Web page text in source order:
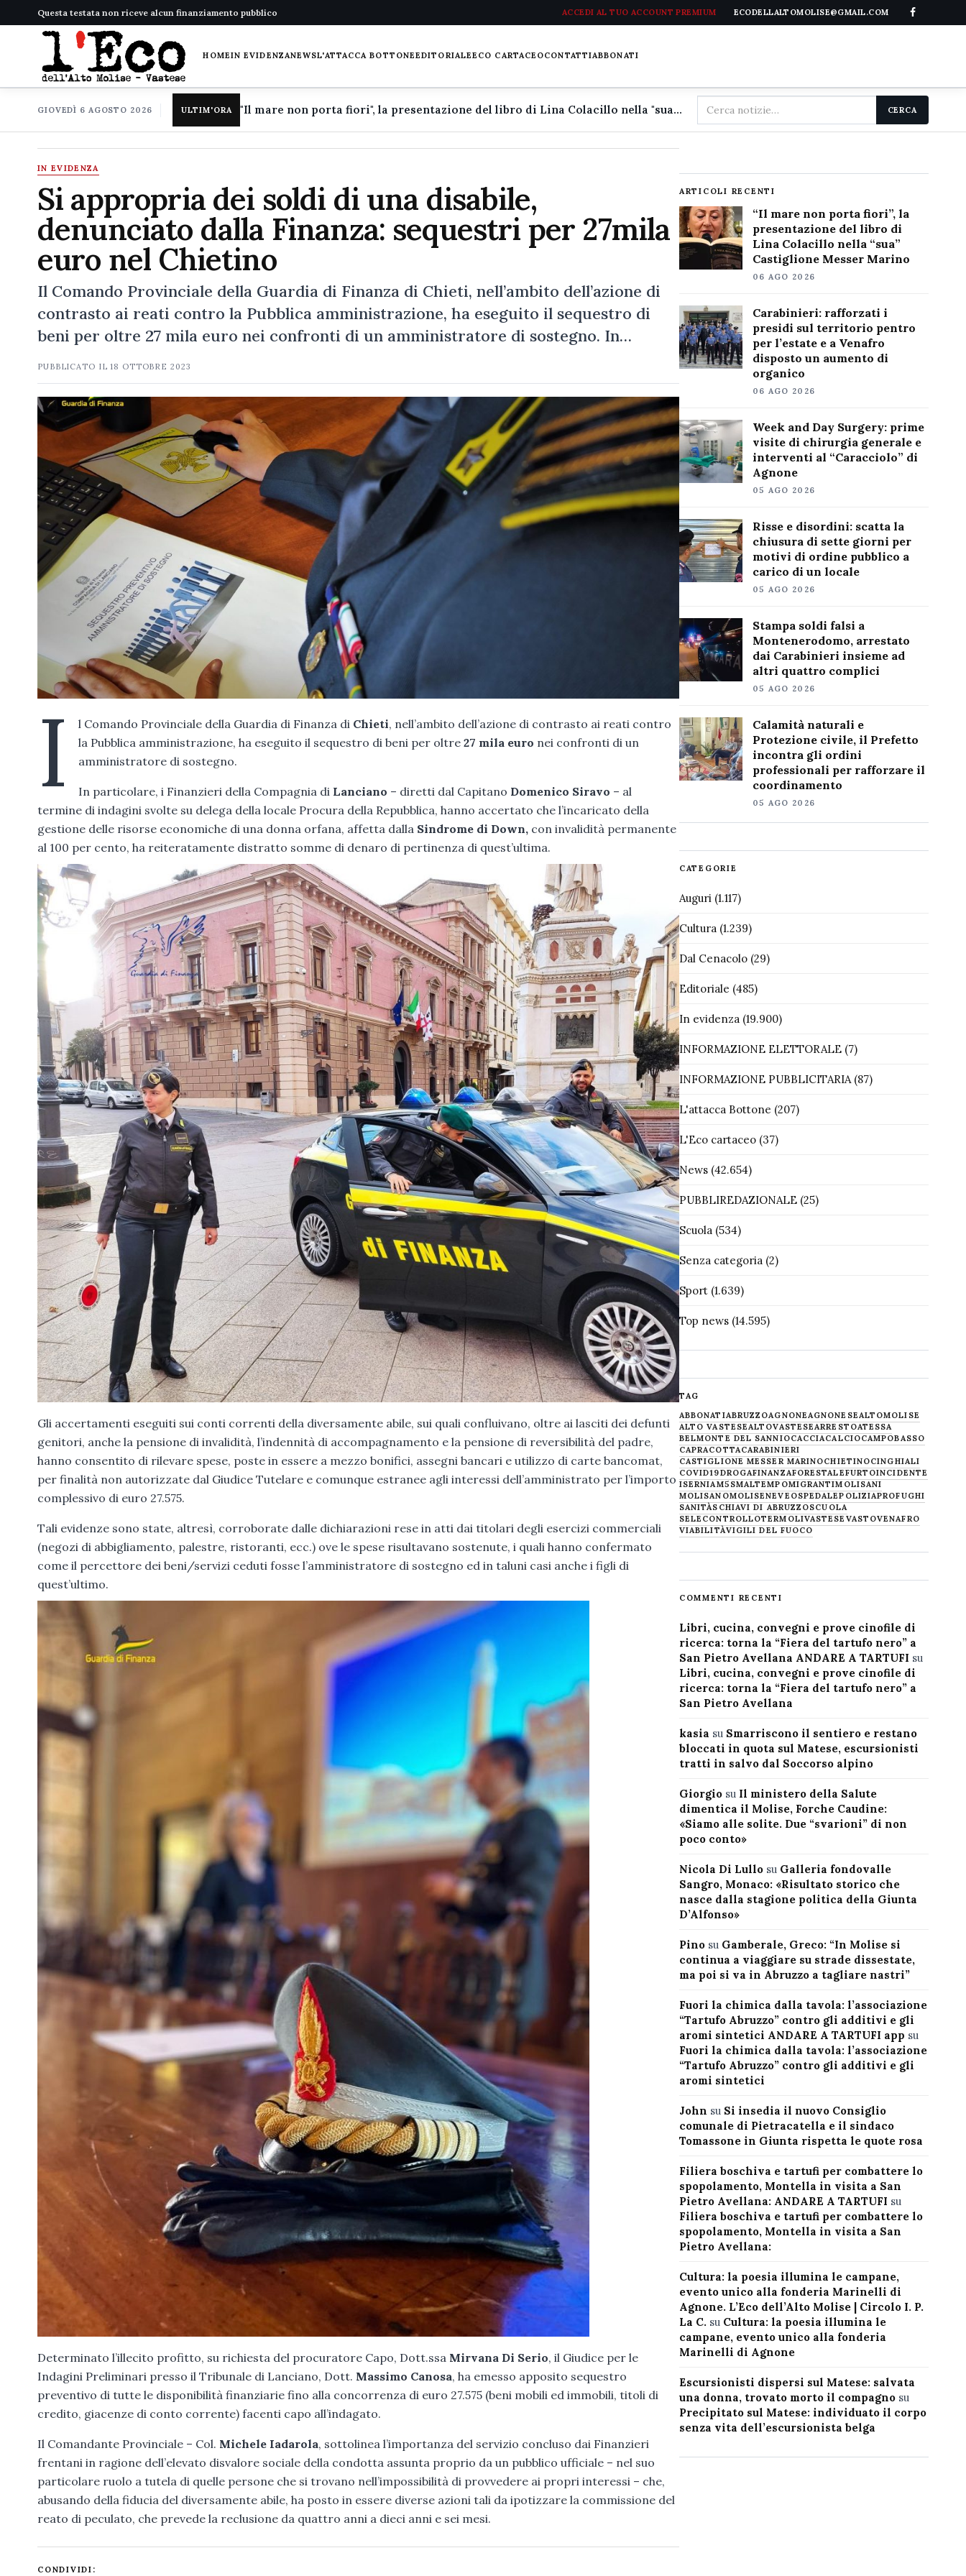
Questa testata non riceve alcun finanziamento pubblico ACCEDI AL TUO ACCOUNT PREMIUM ECODELLALTOMOLISE@GMAIL.COM
HOMEIN EVIDENZANEWSL'ATTACCA BOTTONEEDITORIALEECO CARTACEOCONTATTIABBONATI
GIOVEDÌ 6 AGOSTO 2026 ULTIM'ORA "Il mare non porta fiori", la presentazione del libro di Lina Colacillo nella "sua" Castiglione Messer Marino
Cerca
nel
CERCA
IN EVIDENZA
Si appropria dei soldi di una disabile,
denunciato dalla Finanza: sequestri per 27mila
euro nel Chietino
Il Comando Provinciale della Guardia di Finanza di Chieti, nell’ambito dell’azione di
contrasto ai reati contro la Pubblica amministrazione, ha eseguito il sequestro di
beni per oltre 27 mila euro nei confronti di un amministratore di sostegno. In…
PUBBLICATO IL18 OTTOBRE 2023
I l Comando Provinciale della Guardia di Finanza di Chieti, nell’ambito dell’azione di contrasto ai reati contro
la Pubblica amministrazione, ha eseguito il sequestro di beni per oltre27 mila euro nei confronti di un
amministratore di sostegno.
In particolare, i Finanzieri della Compagnia di Lanciano – diretti dal Capitano Domenico Siravo – al
termine di indagini svolte su delega della locale Procura della Repubblica, hanno accertato che l’incaricato della
gestione delle risorse economiche di una donna orfana, affetta dalla Sindrome di Down, con invalidità permanente
al 100 per cento, ha reiteratamente distratto somme di denaro di pertinenza di quest’ultima.
Gli accertamenti eseguiti sui conti correnti della diversamente abile, sui quali confluivano, oltre ai lasciti dei defunti
genitori, anche la pensione di invalidità, l’indennità di accompagnamento e la pensione di reversibilità del padre,
hanno consentito di rilevare spese, poste in essere a mezzo bonifici, assegni bancari e utilizzo di carte bancomat,
per finalità non autorizzate dal Giudice Tutelare e comunque estranee agli interessi dell’amministrato per l’importo
complessivo di euro 27.575.
Tali evidenze sono state, altresì, corroborate dalle dichiarazioni rese in atti dai titolari degli esercizi commerciali
(negozi di abbigliamento, palestre, ristoranti, ecc.) ove le spese risultavano sostenute, i quali hanno confermato
come il percettore dei beni/servizi ceduti fosse l’amministratore di sostegno ed in taluni casi anche i figli di
quest’ultimo.
Determinato l’illecito profitto, su richiesta del procuratore Capo, Dott.ssa Mirvana Di Serio, il Giudice per le
Indagini Preliminari presso il Tribunale di Lanciano, Dott. Massimo Canosa, ha emesso apposito sequestro
preventivo di tutte le disponibilità finanziarie fino alla concorrenza di euro 27.575 (beni mobili ed immobili, titoli di
credito, giacenze di conto corrente) facenti capo all’indagato.
Il Comandante Provinciale – Col. Michele Iadarola, sottolinea l’importanza del servizio concluso dai Finanzieri
frentani in ragione dell’elevato disvalore sociale della condotta assunta proprio da un pubblico ufficiale – nel suo
particolare ruolo a tutela di quelle persone che si trovano nell’impossibilità di provvedere ai propri interessi – che,
abusando della fiducia del diversamente abile, ha posto in essere diverse azioni tali da ipotizzare la commissione del
reato di peculato, che prevede la reclusione da quattro anni a dieci anni e sei mesi.
CONDIVIDI:
ARTICOLI RECENTI
“Il mare non porta fiori”, la
presentazione del libro di
Lina Colacillo nella “sua”
Castiglione Messer Marino
06 AGO 2026
Carabinieri: rafforzati i
presidi sul territorio pentro
per l’estate e a Venafro
disposto un aumento di
organico
06 AGO 2026
Week and Day Surgery: prime
visite di chirurgia generale e
interventi al “Caracciolo” di
Agnone
05 AGO 2026
Risse e disordini: scatta la
chiusura di sette giorni per
motivi di ordine pubblico a
carico di un locale
05 AGO 2026
Stampa soldi falsi a
Montenerodomo, arrestato
dai Carabinieri insieme ad
altri quattro complici
05 AGO 2026
Calamità naturali e
Protezione civile, il Prefetto
incontra gli ordini
professionali per rafforzare il
coordinamento
05 AGO 2026
CATEGORIE
Auguri(1.117)
Cultura(1.239)
Dal Cenacolo(29)
Editoriale (485)
In evidenza(19.900)
INFORMAZIONE ELETTORALE(7)
INFORMAZIONE PUBBLICITARIA(87)
L'attacca Bottone (207)
L'Eco cartaceo(37)
News(42.654)
PUBBLIREDAZIONALE(25)
Scuola(534)
Senza categoria(2)
Sport(1.639)
Top news(14.595)
TAG
ABBONATIABRUZZOAGNONEAGNONESEALTOMOLISE
ALTO VASTESEALTOVASTESEARRESTOATESSA
BELMONTE DEL SANNIOCACCIACALCIOCAMPOBASSO
CAPRACOTTACARABINIERI
CASTIGLIONE MESSER MARINOCHIETINOCINGHIALI
COVID19DROGAFINANZAFORESTALEFURTOINCIDENTE
ISERNIAM5SMALTEMPOMIGRANTIMOLISANI
MOLISANOMOLISENEVE OSPEDALEPOLIZIAPROFUGHI
SANITÀSCHIAVI DI ABRUZZOSCUOLA
SELECONTROLLOTERMOLIVASTESE VASTOVENAFRO
VIABILITÀVIGILI DEL FUOCO
COMMENTI RECENTI
Libri, cucina, convegni e prove cinofile di
ricerca: torna la “Fiera del tartufo nero” a
San Pietro Avellana ANDARE A TARTUFI su
Libri, cucina, convegni e prove cinofile di
ricerca: torna la “Fiera del tartufo nero” a
San Pietro Avellana
kasia su Smarriscono il sentiero e restano
bloccati in quota sul Matese, escursionisti
tratti in salvo dal Soccorso alpino
Giorgiosu Il ministero della Salute
dimentica il Molise, Forche Caudine:
«Siamo alle solite. Due “svarioni” di non
poco conto»
Nicola Di Lullosu Galleria fondovalle
Sangro, Monaco: «Risultato storico che
nasce dalla stagione politica della Giunta
D’Alfonso»
Pinosu Gamberale, Greco: “In Molise si
continua a viaggiare su strade dissestate,
ma poi si va in Abruzzo a tagliare nastri”
Fuori la chimica dalla tavola: l’associazione
“Tartufo Abruzzo” contro gli additivi e gli
aromi sintetici ANDARE A TARTUFI app su
Fuori la chimica dalla tavola: l’associazione
“Tartufo Abruzzo” contro gli additivi e gli
aromi sintetici
John su Si insedia il nuovo Consiglio
comunale di Pietracatella e il sindaco
Tomassone in Giunta rispetta le quote rosa
Filiera boschiva e tartufi per combattere lo
spopolamento, Montella in visita a San
Pietro Avellana: ANDARE A TARTUFI su
Filiera boschiva e tartufi per combattere lo
spopolamento, Montella in visita a San
Pietro Avellana:
Cultura: la poesia illumina le campane,
evento unico alla fonderia Marinelli di
Agnone. L’Eco dell’Alto Molise | Circolo I. P.
La C. su Cultura: la poesia illumina le
campane, evento unico alla fonderia
Marinelli di Agnone
Escursionisti dispersi sul Matese: salvata
una donna, trovato morto il compagnosu
Precipitato sul Matese: individuato il corpo
senza vita dell’escursionista belga